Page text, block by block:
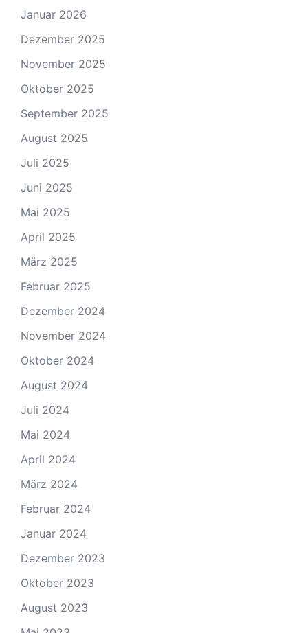
Januar 2026
Dezember 2025
November 2025
Oktober 2025
September 2025
August 2025
Juli 2025
Juni 2025
Mai 2025
April 2025
März 2025
Februar 2025
Dezember 2024
November 2024
Oktober 2024
August 2024
Juli 2024
Mai 2024
April 2024
März 2024
Februar 2024
Januar 2024
Dezember 2023
Oktober 2023
August 2023